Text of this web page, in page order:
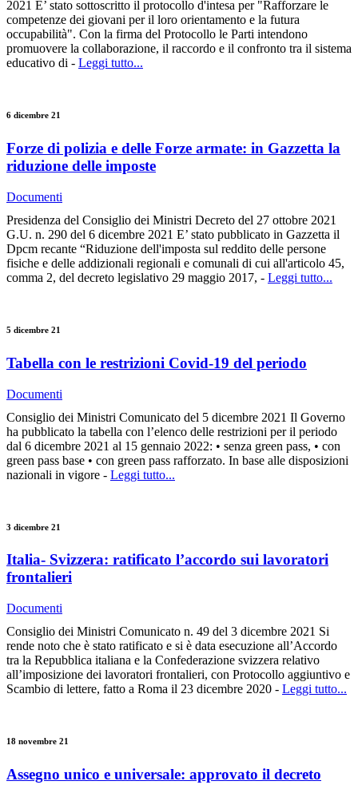
2021 E’ stato sottoscritto il protocollo d'intesa per "Rafforzare le
competenze dei giovani per il loro orientamento e la futura
occupabilità". Con la firma del Protocollo le Parti intendono
promuovere la collaborazione, il raccordo e il confronto tra il sistema
educativo di - Leggi tutto...
6 dicembre 21
Forze di polizia e delle Forze armate: in Gazzetta la
riduzione delle imposte
Documenti
Presidenza del Consiglio dei Ministri Decreto del 27 ottobre 2021
G.U. n. 290 del 6 dicembre 2021 E’ stato pubblicato in Gazzetta il
Dpcm recante “Riduzione dell'imposta sul reddito delle persone
fisiche e delle addizionali regionali e comunali di cui all'articolo 45,
comma 2, del decreto legislativo 29 maggio 2017, - Leggi tutto...
5 dicembre 21
Tabella con le restrizioni Covid-19 del periodo
Documenti
Consiglio dei Ministri Comunicato del 5 dicembre 2021 Il Governo
ha pubblicato la tabella con l’elenco delle restrizioni per il periodo
dal 6 dicembre 2021 al 15 gennaio 2022: • senza green pass, • con
green pass base • con green pass rafforzato. In base alle disposizioni
nazionali in vigore - Leggi tutto...
3 dicembre 21
Italia- Svizzera: ratificato l’accordo sui lavoratori
frontalieri
Documenti
Consiglio dei Ministri Comunicato n. 49 del 3 dicembre 2021 Si
rende noto che è stato ratificato e si è data esecuzione all’Accordo
tra la Repubblica italiana e la Confederazione svizzera relativo
all’imposizione dei lavoratori frontalieri, con Protocollo aggiuntivo e
Scambio di lettere, fatto a Roma il 23 dicembre 2020 - Leggi tutto...
18 novembre 21
Assegno unico e universale: approvato il decreto